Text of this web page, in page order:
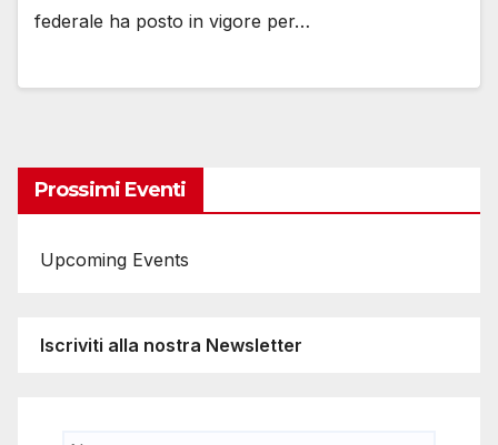
federale ha posto in vigore per…
Prossimi Eventi
Upcoming Events
Iscriviti alla nostra Newsletter